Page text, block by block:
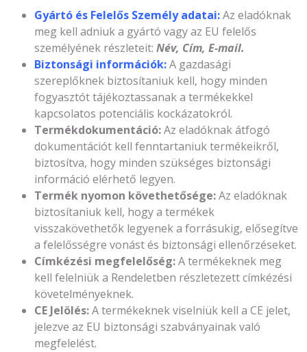
Gyártó és Felelős Személy adatai:Az eladóknak
meg kell adniuk a gyártó vagy az EU felelős
személyének részleteit: Név, Cím, E-mail.
Biztonsági információk:A gazdasági
szereplőknek biztosítaniuk kell, hogy minden
fogyasztót tájékoztassanak a termékekkel
kapcsolatos potenciális kockázatokról.
Termékdokumentáció:Az eladóknak átfogó
dokumentációt kell fenntartaniuk termékeikről,
biztosítva, hogy minden szükséges biztonsági
információ elérhető legyen.
Termék nyomon követhetősége:Az eladóknak
biztosítaniuk kell, hogy a termékek
visszakövethetők legyenek a forrásukig, elősegítve
a felelősségre vonást és biztonsági ellenőrzéseket.
Címkézési megfelelőség:A termékeknek meg
kell felelniük a Rendeletben részletezett címkézési
követelményeknek.
CE Jelölés:A termékeknek viselniük kell a CE jelet,
jelezve az EU biztonsági szabványainak való
megfelelést.